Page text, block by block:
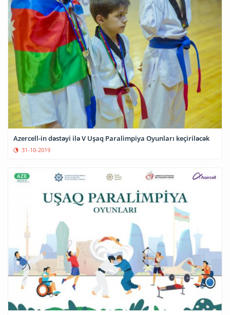
Azercell-in dəstəyi ilə V Uşaq Paralimpiya Oyunları keçiriləcək
31-10-2019